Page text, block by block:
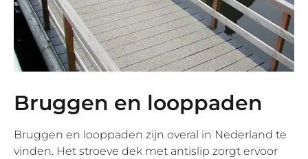
Bruggen en looppaden
Bruggen en looppaden zijn overal in Nederland te
vinden. Het stroeve dek met antislip zorgt ervoor